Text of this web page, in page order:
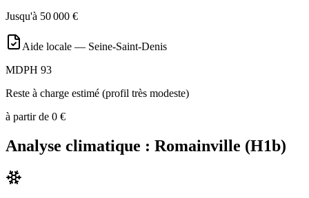
Jusqu'à 50 000 €
Aide locale — Seine-Saint-Denis
MDPH 93
Reste à charge estimé (profil très modeste)
à partir de 0 €
Analyse climatique : Romainville (H1b)